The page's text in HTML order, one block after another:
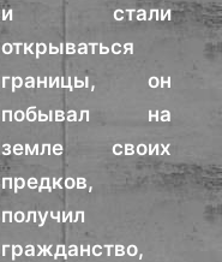
и стали
открываться
границы, он
побывал на
земле своих
предков,
получил
гражданство,